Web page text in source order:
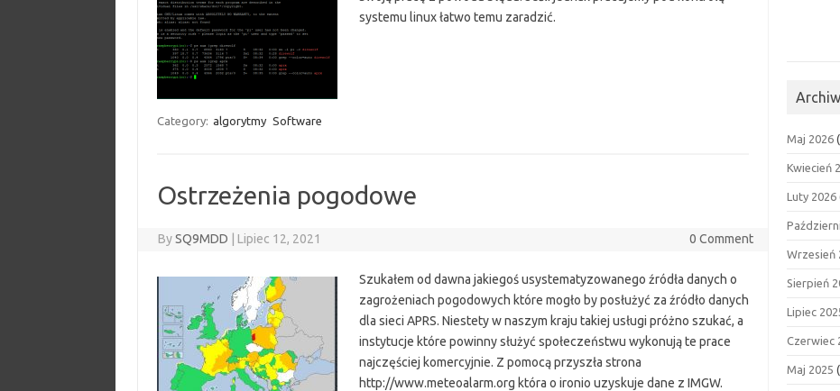
systemu linux łatwo temu zaradzić.
Category: algorytmy Software
Ostrzeżenia pogodowe
BySQ9MDD Lipiec 12, 2021 0 Comment
Szukałem od dawna jakiegoś usystematyzowanego źródła danych o
zagrożeniach pogodowych które mogło by posłużyć za źródło danych
dla sieci APRS. Niestety w naszym kraju takiej usługi próżno szukać, a
instytucje które powinny służyć społeczeństwu wykonują te prace
najczęściej komercyjnie. Z pomocą przyszła strona
http://www.meteoalarm.org która o ironio uzyskuje dane z IMGW.
Maj 2026
Kwiecień
Luty 2026
Wrzesień
Sierpień
Lipiec
Czerwiec
Maj 2025